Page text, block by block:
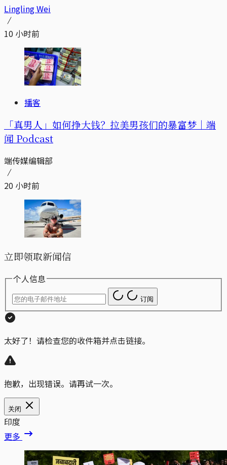
Lingling Wei
10 小时前
播客
「真男人」如何挣大钱？拉美男孩们的暴富梦｜端
闻 Podcast
端传媒编辑部
20 小时前
立即领取新闻信
个人信息
订阅
太好了！请检查您的收件箱并点击链接。
抱歉，出现错误。请再试一次。
关闭
印度
更多